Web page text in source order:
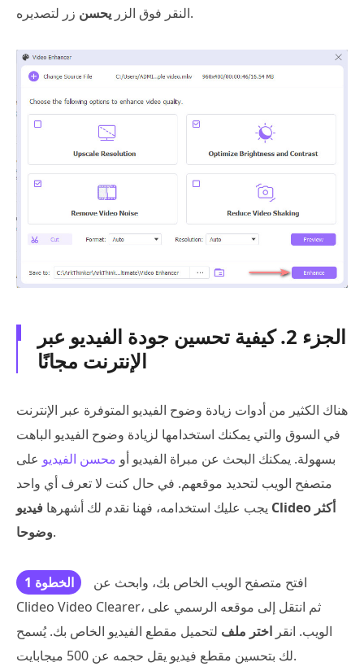
النقر فوق الزر يحسن زر لتصديره.
الجزء 2. كيفية تحسين جودة الفيديو عبر
الإنترنت مجانًا
هناك الكثير من أدوات زيادة وضوح الفيديو المتوفرة عبر الإنترنت
في السوق والتي يمكنك استخدامها لزيادة وضوح الفيديو الباهت
بسهولة. يمكنك البحث عن مبراة الفيديو أو محسن الفيديو على
متصفح الويب لتحديد موقعهم. في حال كنت لا تعرف أي واحد
يجب عليك استخدامه، فهنا نقدم لك أشهرها فيديو Clideo أكثر
وضوحا.
الخطوة 1
افتح متصفح الويب الخاص بك، وابحث عن
Clideo Video Clearer، ثم انتقل إلى موقعه الرسمي على
الويب. انقر اختر ملف لتحميل مقطع الفيديو الخاص بك. يُسمح
لك بتحسين مقطع فيديو يقل حجمه عن 500 ميجابايت.